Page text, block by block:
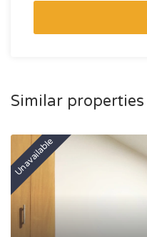
Similar properties
Unavailable